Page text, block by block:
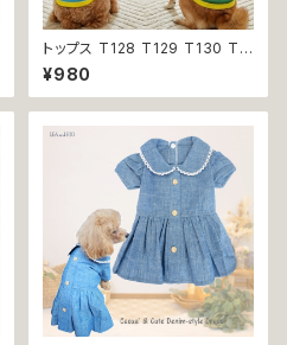
トップス T128 T129 T130 T1
31 T132 Ｔシャツ 1-7号 小型
犬用 スポーティー カジュアル
メッシュ ノースリーブ ブルー グ
ッグウェア dog 犬 猫 ペット 服
犬服 猫服 犬の服 猫の服 オシャ
レ 小型犬 返品交換不可
¥980